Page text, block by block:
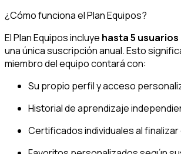
¿Cómo funciona el Plan Equipos?
El Plan Equipos incluye hasta 5
una única suscripción anual. Esto
miembro del equipo contará con:
Su propio perfil y acceso
Historial de aprendizaje
Certificados individuales al